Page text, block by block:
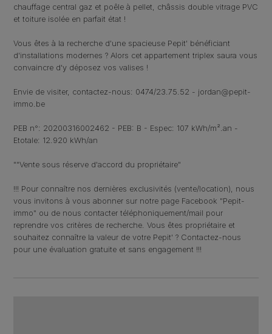
chauffage central gaz et poêle à pellet, châssis double vitrage PVC
et toiture isolée en parfait état !
Vous êtes à la recherche d'une spacieuse Pepit' bénéficiant
d'installations modernes ? Alors cet appartement triplex saura vous
convaincre d'y déposez vos valises !
Envie de visiter, contactez-nous: 0474/23.75.52 - jordan@pepit-
immo.be
PEB n°: 20200316002462 - PEB: B - Espec: 107 kWh/m².an -
Etotale: 12.920 kWh/an
""Vente sous réserve d'accord du propriétaire"
!!! Pour connaître nos dernières exclusivités (vente/location), nous
vous invitons à vous abonner sur notre page Facebook "Pepit-
immo" ou de nous contacter téléphoniquement/mail pour
reprendre vos critères de recherche. Vous êtes propriétaire et
souhaitez connaître la valeur de votre Pepit' ? Contactez-nous
pour une évaluation gratuite et sans engagement !!!